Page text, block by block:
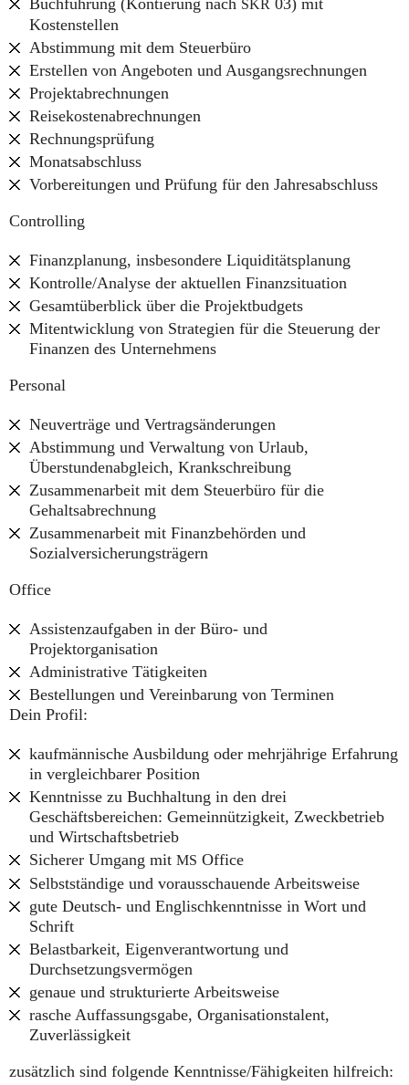
Buchführung (Kontierung nach SKR 03) mit
Kostenstellen
Abstimmung mit dem Steuerbüro
Erstellen von Angeboten und Ausgangsrechnungen
Projektabrechnungen
Reisekostenabrechnungen
Rechnungsprüfung
Monatsabschluss
Vorbereitungen und Prüfung für den Jahresabschluss
Controlling
Finanzplanung, insbesondere Liquiditätsplanung
Kontrolle/Analyse der aktuellen Finanzsituation
Gesamtüberblick über die Projektbudgets
Mitentwicklung von Strategien für die Steuerung der
Finanzen des Unternehmens
Personal
Neuverträge und Vertragsänderungen
Abstimmung und Verwaltung von Urlaub,
Überstundenabgleich, Krankschreibung
Zusammenarbeit mit dem Steuerbüro für die
Gehaltsabrechnung
Zusammenarbeit mit Finanzbehörden und
Sozialversicherungsträgern
Office
Assistenzaufgaben in der Büro- und
Projektorganisation
Administrative Tätigkeiten
Bestellungen und Vereinbarung von Terminen
Dein Profil:
kaufmännische Ausbildung oder mehrjährige Erfahrung
in vergleichbarer Position
Kenntnisse zu Buchhaltung in den drei
Geschäftsbereichen: Gemeinnützigkeit, Zweckbetrieb
und Wirtschaftsbetrieb
Sicherer Umgang mit MS Office
Selbstständige und vorausschauende Arbeitsweise
gute Deutsch- und Englischkenntnisse in Wort und
Schrift
Belastbarkeit, Eigenverantwortung und
Durchsetzungsvermögen
genaue und strukturierte Arbeitsweise
rasche Auffassungsgabe, Organisationstalent,
Zuverlässigkeit
zusätzlich sind folgende Kenntnisse/Fähigkeiten hilfreich: